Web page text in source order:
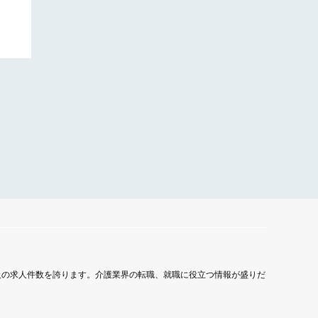
求人件数を誇ります。介護業界の転職、就職に役立つ情報が盛りだ